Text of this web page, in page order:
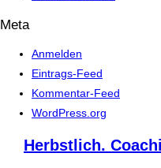
Meta
Anmelden
Eintrags-Feed
Kommentar-Feed
WordPress.org
Herbstlich.